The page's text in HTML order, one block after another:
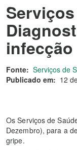
Fonte: Serviços de
Publicado em: 12
Os Serviços de
Dezembro), para a
gripe.